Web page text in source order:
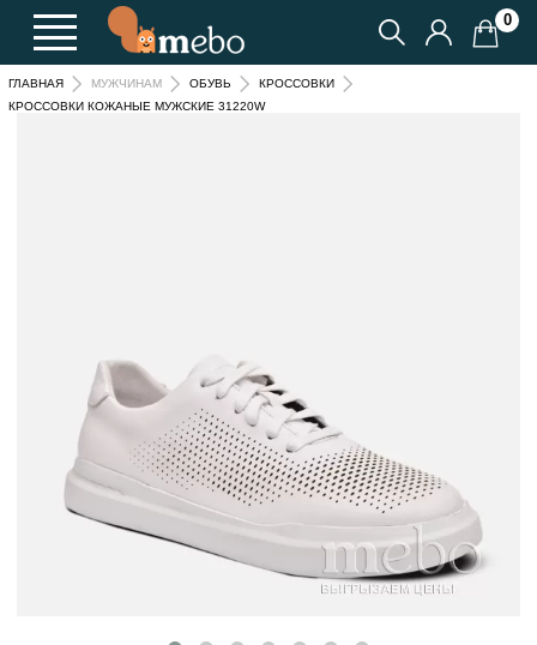
0
ГЛАВНАЯ МУЖЧИНАМ ОБУВЬ
КРОССОВКИ
КРОССОВКИ КОЖАНЫЕ МУЖСКИЕ 31220W